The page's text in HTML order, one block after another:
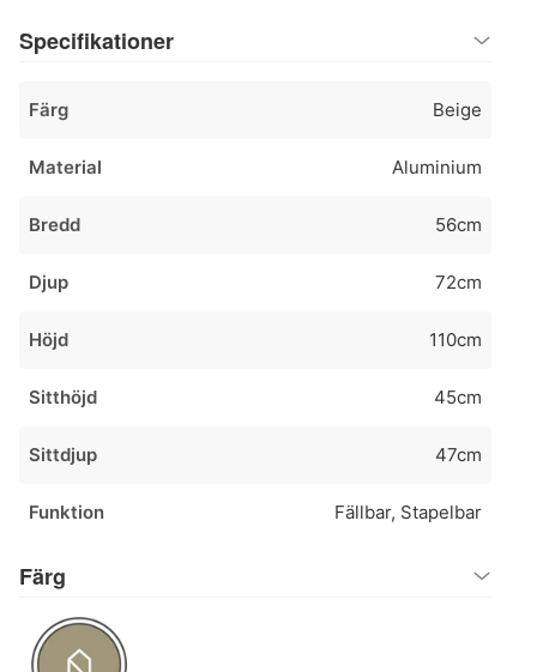
Specifikationer
Färg Beige
Material Aluminium
Bredd 56cm
Djup 72cm
Höjd 110cm
Sitthöjd 45cm
Sittdjup 47cm
Funktion Fällbar, Stapelbar
Färg